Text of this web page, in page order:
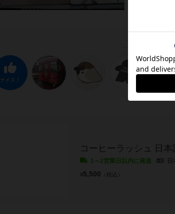
ナイス！
コーヒーラッシュ 日
1～2営業日以内に発送
¥5,500 （税込）